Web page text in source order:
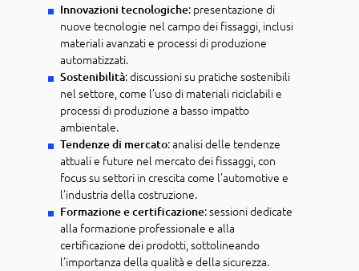
Innovazioni tecnologiche: presentazione di
nuove tecnologie nel campo dei fissaggi, inclusi
materiali avanzati e processi di produzione
automatizzati.
Sostenibilità: discussioni su pratiche sostenibili
nel settore, come l’uso di materiali riciclabili e
processi di produzione a basso impatto
ambientale.
Tendenze di mercato: analisi delle tendenze
attuali e future nel mercato dei fissaggi, con
focus su settori in crescita come l’automotive e
l’industria della costruzione.
Formazione e certificazione: sessioni dedicate
alla formazione professionale e alla
certificazione dei prodotti, sottolineando
l’importanza della qualità e della sicurezza.